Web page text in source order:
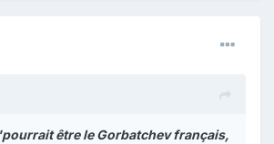
être le Gorbatchev français,